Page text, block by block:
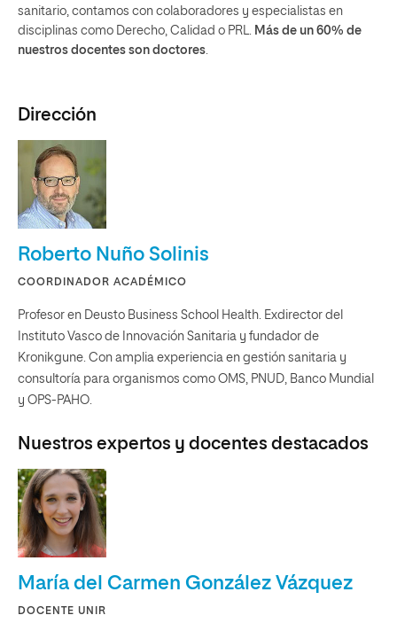
sanitario, contamos con colaboradores y especialistas en
disciplinas como Derecho, Calidad o PRL. Más de un 60% de
nuestros docentes son doctores.
Dirección
Roberto Nuño Solinis
COORDINADOR ACADÉMICO
Profesor en Deusto Business School Health. Exdirector del
Instituto Vasco de Innovación Sanitaria y fundador de
Kronikgune. Con amplia experiencia en gestión sanitaria y
consultoría para organismos como OMS, PNUD, Banco Mundial
y OPS-PAHO.
Nuestros expertos y docentes destacados
María del Carmen González Vázquez
DOCENTE UNIR